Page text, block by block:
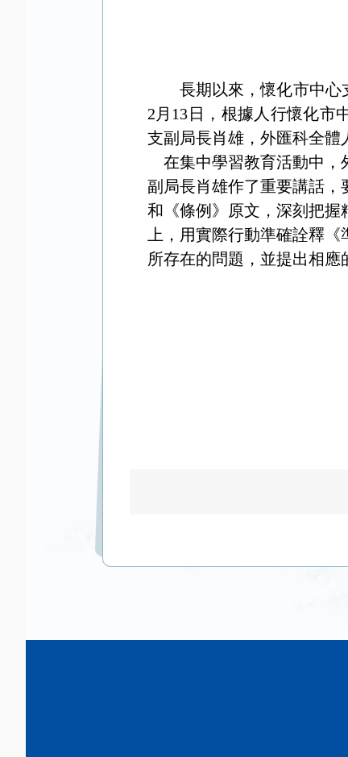
長期以來，懷化市中心
2月13日，根據人行懷化市
支副局長肖雄，外匯科全體
在集中學習教育活動中，
副局長肖雄作了重要講話，
和《條例》原文，深刻把
上，用實際行動準確詮釋
所存在的問題，並提出相應